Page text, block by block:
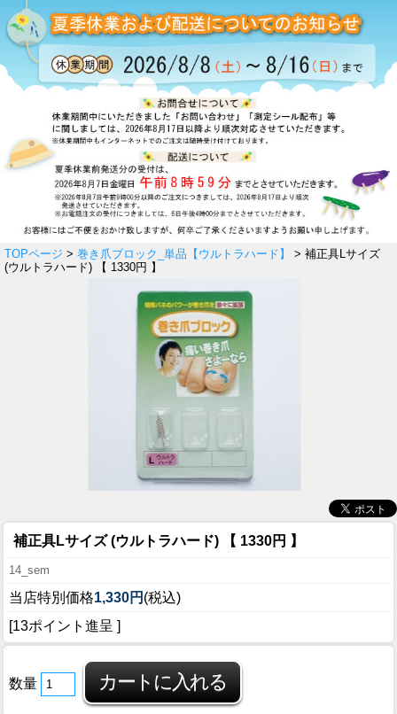
TOPページ > 巻き爪ブロック_単品【ウルトラハード】
> 補正具Lサイズ
(ウルトラハード) 【 1330円 】
補正具Lサイズ (ウルトラハード) 【 1330円 】
14_sem
当店特別価格1,330円 (税込)
[13ポイント進呈 ]
数量